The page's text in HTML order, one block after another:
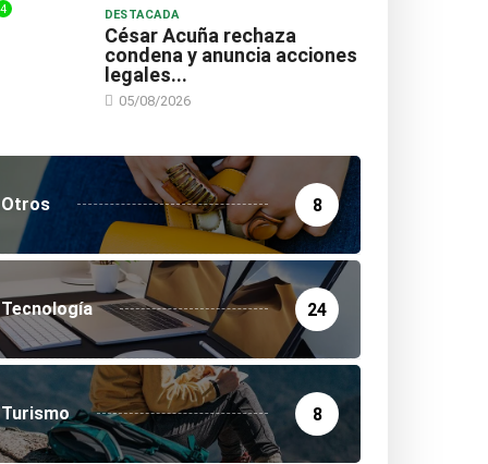
4 DESTACADA
César Acuña rechaza
condena y anuncia acciones
legales...
05/08/2026
Otros 8
Tecnología 24
Turismo 8